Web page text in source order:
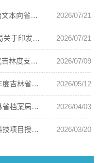
关于省直部门政府公开信息原始文本向省档案馆移交的通知 2026/07/21
吉林省农业农村厅 吉林省档案局关于印发《吉林省第二轮土地承包到期后再延长30年试点工作档案管理实施办法》的通知 2026/07/21
吉林省档案馆关于开放馆藏清代吉林度支司档案的通告 2026/07/09
吉林省档案局关于印发《2026年度吉林省档案局科技项目计划》的通知 2026/05/12
吉林省档案局关于2026年度吉林省档案局优秀科技成果奖励的通知 2026/04/03
2026年度吉林省档案局拟立项科技项目授奖优秀科技成果公示 2026/03/20